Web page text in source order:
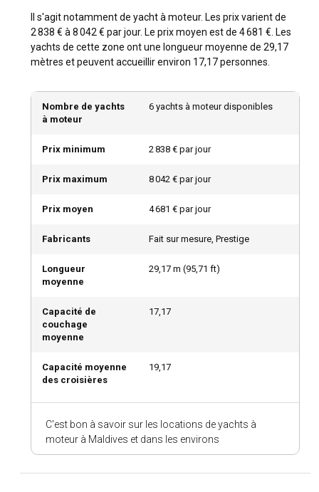
Il s'agit notamment de yacht à moteur. Les prix varient de
2 838 € à 8 042 € par jour. Le prix moyen est de 4 681 €. Les
yachts de cette zone ont une longueur moyenne de 29,17
mètres et peuvent accueillir environ 17,17 personnes.
C'est bon à savoir sur les locations de yachts à
moteur à Maldives et dans les environs
Nombre de yachts
à moteur
6 yachts à moteur disponibles
Prix minimum 2 838 € par jour
Prix maximum 8 042 € par jour
Prix moyen 4 681 € par jour
Fabricants Fait sur mesure, Prestige
Longueur
moyenne
29,17 m (95,71 ft)
Capacité de
couchage
moyenne
17,17
Capacité moyenne
des croisières
19,17